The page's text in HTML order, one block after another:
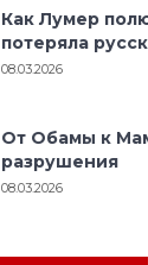
Как Лумер
потеряла
08.03.2026
От Обамы к
разрушения
08.03.2026